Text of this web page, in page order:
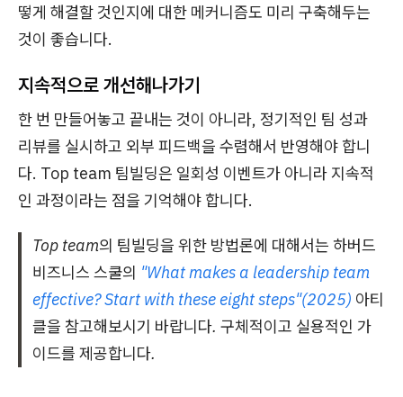
떻게 해결할 것인지에 대한 메커니즘도 미리 구축해두는
것이 좋습니다.
지속적으로 개선해나가기
한 번 만들어놓고 끝내는 것이 아니라, 정기적인 팀 성과
리뷰를 실시하고 외부 피드백을 수렴해서 반영해야 합니
다. Top team 팀빌딩은 일회성 이벤트가 아니라 지속적
인 과정이라는 점을 기억해야 합니다.
Top team의 팀빌딩을 위한 방법론에 대해서는 하버드
비즈니스 스쿨의 "What makes a leadership team
effective? Start with these eight steps"(2025) 아티
클을 참고해보시기 바랍니다. 구체적이고 실용적인 가
이드를 제공합니다.